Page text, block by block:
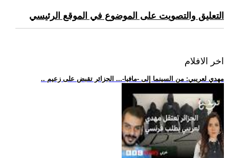
التعليق والتصويت على الموضوع في الموقع الرئيسي
اخر الافلام
.. مهدي لعريبي: من السينما إلى -مافيا-... الجزائر تقبض على زعيم